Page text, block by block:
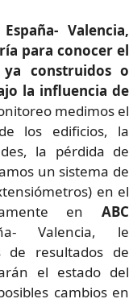
Valencia,
para conocer el
construidos o
la influencia de
medimos el
los edificios, la
la pérdida de
un sistema de
en el
en ABC
Valencia, le
de resultados de
el estado del
cambios en